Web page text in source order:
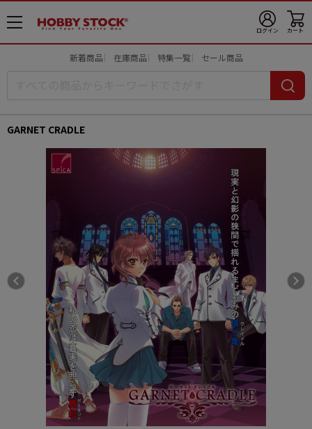
メ
ニ
ログイン カート
新着商品 在庫商品 特集一覧 セール商品
GARNET CRADLE